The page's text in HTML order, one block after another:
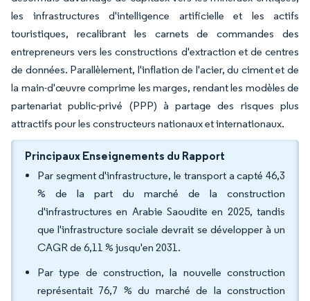
les infrastructures d'intelligence artificielle et les actifs
touristiques, recalibrant les carnets de commandes des
entrepreneurs vers les constructions d'extraction et de centres
de données. Parallèlement, l'inflation de l'acier, du ciment et de
la main-d'œuvre comprime les marges, rendant les modèles de
partenariat public-privé (PPP) à partage des risques plus
attractifs pour les constructeurs nationaux et internationaux.
Principaux Enseignements du Rapport
Par segment d'infrastructure, le transport a capté 46,3
% de la part du marché de la construction
d'infrastructures en Arabie Saoudite en 2025, tandis
que l'infrastructure sociale devrait se développer à un
CAGR de 6,11 % jusqu'en 2031.
Par type de construction, la nouvelle construction
représentait 76,7 % du marché de la construction